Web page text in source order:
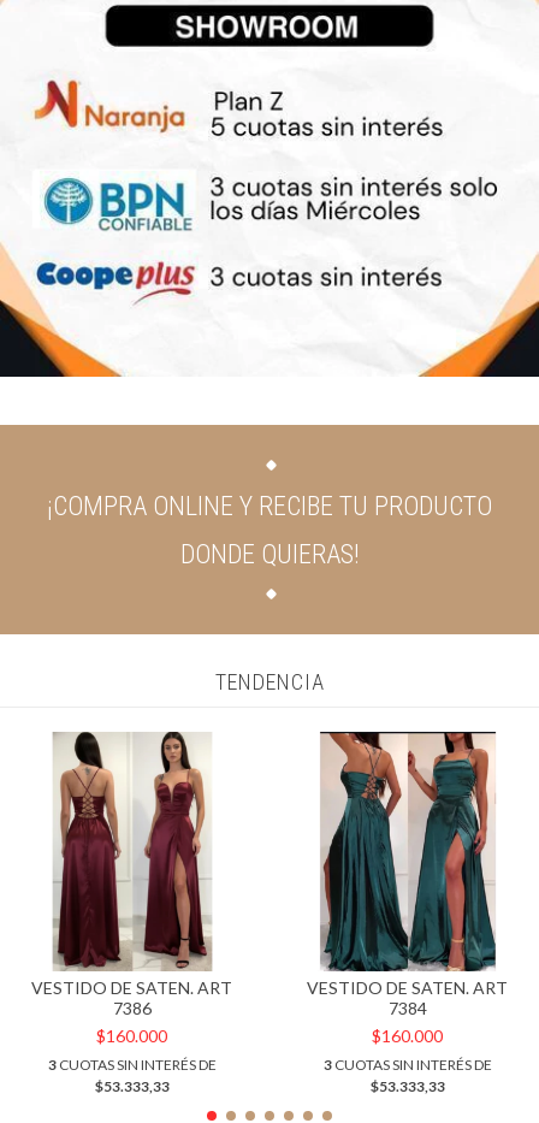
¡COMPRA ONLINE Y RECIBE TU PRODUCTO
DONDE QUIERAS!
TENDENCIA
VESTIDO DE SATEN. ART
7386
$160.000
3CUOTAS SIN INTERÉS DE
$53.333,33
VESTIDO DE SATEN. ART
7384
$160.000
3CUOTAS SIN INTERÉS DE
$53.333,33